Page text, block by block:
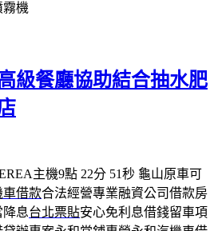
霧機
級餐廳協助結合抽水肥
主機9點 22分 51秒 龜山原車可
車借款合法經營專業融資公司借款房
降息台北票貼安心免利息借錢留車項